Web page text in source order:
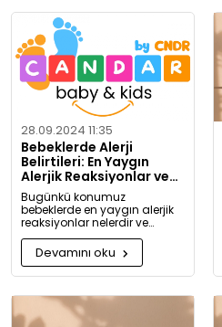
28.09.2024 11:35
Bebeklerde Alerji
Belirtileri: En Yaygın
Alerjik Reaksiyonlar ve
Önlemleri
Bugünkü konumuz
bebeklerde en yaygın alerjik
reaksiyonlar nelerdir ve
alerjiye karşı nasıl önlem
alınabilir? Artık alerjiye karşı
daha bilgili olacaksınız!
Devamını oku